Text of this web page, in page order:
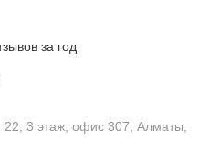
за год
22, 3 этаж, офис 307, Алматы,